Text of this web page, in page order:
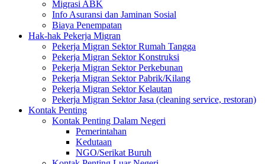
Migrasi ABK
Info Asuransi dan Jaminan Sosial
Biaya Penempatan
Hak-hak Pekerja Migran
Pekerja Migran Sektor Rumah Tangga
Pekerja Migran Sektor Konstruksi
Pekerja Migran Sektor Perkebunan
Pekerja Migran Sektor Pabrik/Kilang
Pekerja Migran Sektor Kelautan
Pekerja Migran Sektor Jasa (cleaning service, restoran)
Kontak Penting
Kontak Penting Dalam Negeri
Pemerintahan
Kedutaan
NGO/Serikat Buruh